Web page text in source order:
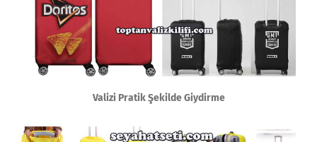
Valizi Pratik Şekilde Giydirme